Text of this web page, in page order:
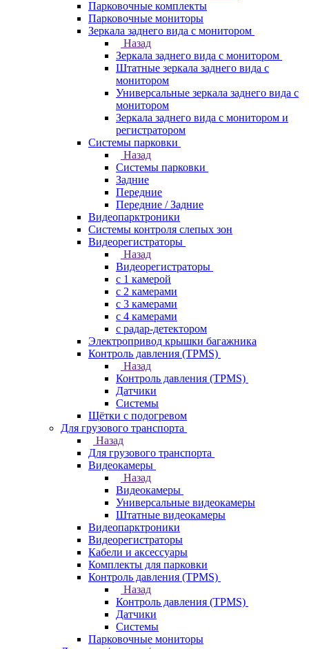
Парковочные комплекты
Парковочные мониторы
Зеркала заднего вида с монитором
Назад
Зеркала заднего вида с монитором
Штатные зеркала заднего вида с
монитором
Универсальные зеркала заднего вида с
монитором
Зеркала заднего вида с монитором и
регистратором
Системы парковки
Назад
Системы парковки
Задние
Передние
Передние / Задние
Видеопарктроники
Системы контроля слепых зон
Видеорегистраторы
Назад
Видеорегистраторы
с 1 камерой
с 2 камерами
с 3 камерами
с 4 камерами
с радар-детектором
Электропривод крышки багажника
Контроль давления (TPMS)
Назад
Контроль давления (TPMS)
Датчики
Системы
Щётки с подогревом
Для грузового транспорта
Назад
Для грузового транспорта
Видеокамеры
Назад
Видеокамеры
Универсальные видеокамеры
Штатные видеокамеры
Видеопарктроники
Видеорегистраторы
Кабели и аксессуары
Комплекты для парковки
Контроль давления (TPMS)
Назад
Контроль давления (TPMS)
Датчики
Системы
Парковочные мониторы